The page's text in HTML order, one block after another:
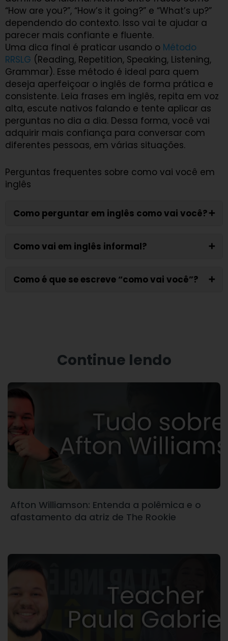
“How are you?”, “How’s it going?” e “What’s up?”
dependendo do contexto. Isso vai te ajudar a
parecer mais confiante e fluente.
Uma dica final é praticar usando o Método
RRSLG (Reading, Repetition, Speaking, Listening,
Grammar). Esse método é ideal para quem
deseja aperfeiçoar o inglês de forma prática e
consistente. Leia frases em inglês, repita em voz
alta, escute nativos falando e tente aplicar as
perguntas no dia a dia. Dessa forma, você vai
adquirir mais confiança para conversar com
diferentes pessoas, em várias situações.
Perguntas frequentes sobre como vai você em
inglês
Como perguntar em inglês como vai você?➕
Como vai em inglês informal? ➕
Como é que se escreve “como vai você”? ➕
Continue lendo
Afton Williamson: Entenda a polêmica e o
afastamento da atriz de The Rookie